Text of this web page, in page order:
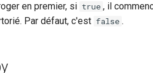
en premier, si true , il
Par défaut, c'est false .